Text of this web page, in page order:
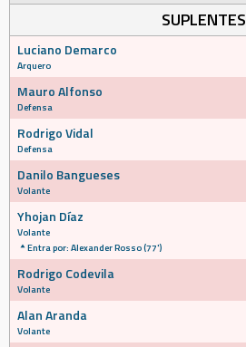
SUPLENTES
Luciano Demarco
Arquero
Mauro Alfonso
Defensa
Rodrigo Vidal
Defensa
Danilo Bangueses
Volante
Yhojan Díaz
Volante
Entra por: Alexander Rosso (77')
Rodrigo Codevila
Volante
Alan Aranda
Volante